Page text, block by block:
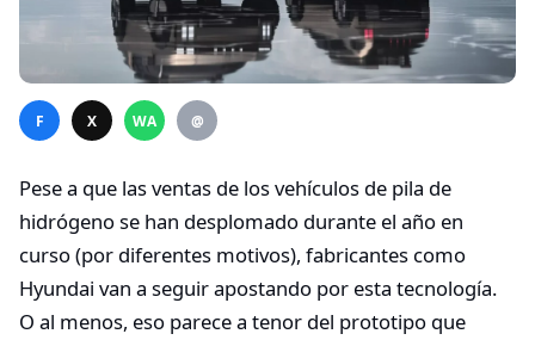
F X WA @
Pese a que las ventas de los vehículos de pila de
hidrógeno se han desplomado durante el año en
curso (por diferentes motivos), fabricantes como
Hyundai van a seguir apostando por esta tecnología.
O al menos, eso parece a tenor del prototipo que